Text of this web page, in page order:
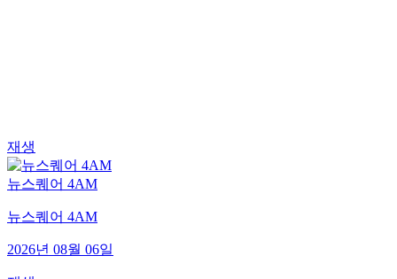
재생
뉴스퀘어 4AM
뉴스퀘어 4AM
2026년 08월 06일